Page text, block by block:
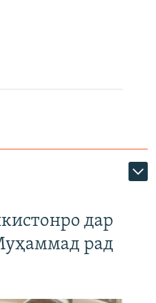
дар
рад